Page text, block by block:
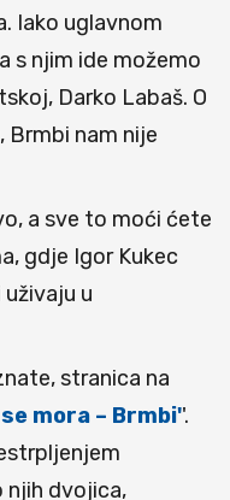
Iako uglavnom
s njim ide možemo
Darko Labaš. O
nam nije
a sve to moći ćete
gdje Igor Kukec
u
stranica na
mora – Brmbi''.
njih dvojica,